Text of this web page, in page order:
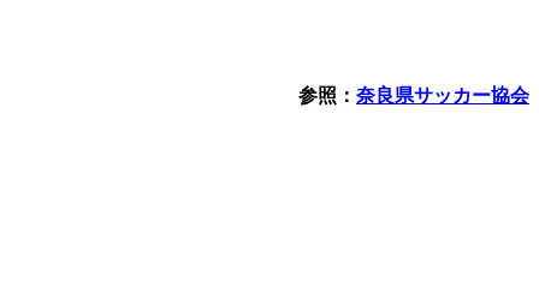
参照： 奈良県サッカー協会